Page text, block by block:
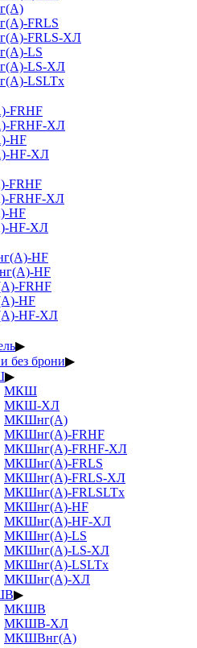
FRLS
FRLS-ХЛ
LS
LS-ХЛ
LSLTx
FRHF
FRHF-ХЛ
HF
HF-ХЛ
FRHF
FRHF-ХЛ
HF
HF-ХЛ
HF
HF
FRHF
HF
HF-ХЛ
▶
без брони▶
▶
МКШ
МКШ-ХЛ
МКШнг(А)
МКШнг(А)-FRHF
МКШнг(А)-FRHF-ХЛ
МКШнг(А)-FRLS
МКШнг(А)-FRLS-ХЛ
МКШнг(А)-FRLSLTx
МКШнг(А)-HF
МКШнг(А)-HF-ХЛ
МКШнг(А)-LS
МКШнг(А)-LS-ХЛ
МКШнг(А)-LSLTx
МКШнг(А)-ХЛ
▶
МКШВ
МКШВ-ХЛ
МКШВнг(А)